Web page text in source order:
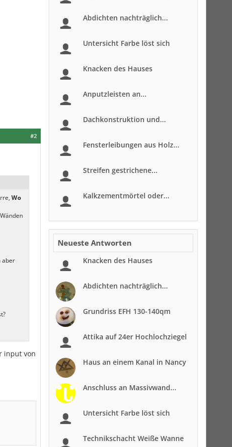
#2
Wo
aber
input von
Abdichten nachträglich...
Untersicht Farbe löst sich
Knacken des Hauses
Anputzleisten an...
Dachkonstruktion und...
Fensterleibungen aus Holz...
Streifen gestrichene...
Kalkzementmörtel oder...
Neueste Antworten
Knacken des Hauses
Abdichten nachträglich...
Grundriss EFH 130-140qm
Attika auf 24er Hochlochziegel
Haus an einem Kanal in Nancy
Anschluss an Massivwand...
Untersicht Farbe löst sich
Technikschacht Weiße Wanne